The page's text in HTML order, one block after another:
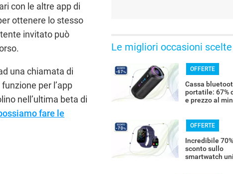
con le altre app di
ottenere lo stesso
invitato può
una chiamata di
per l’app
nell’ultima beta di
fare le
Le migliori occasioni
OFFERTE
Cassa
portatile: 67%
e prezzo al
OFFERTE
Incredibile
sconto sullo
smartwatch